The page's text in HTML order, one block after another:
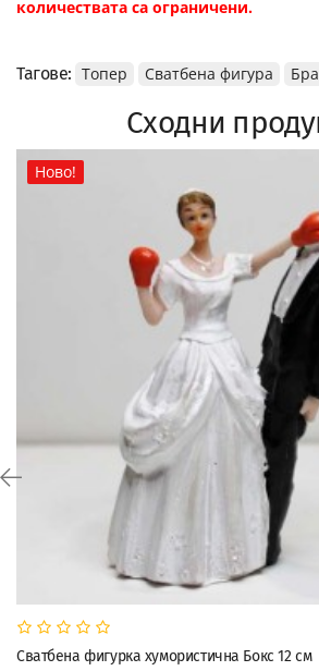
количествата са ограничени.
Тагове: Топер Сватбена фигура
Сходни
Ново!
Сватбена фигурка хумористична Бокс 12 см